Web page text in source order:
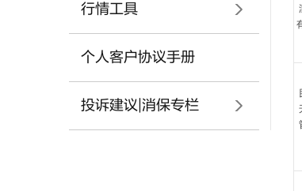
行情工具
个人客户协议手册
投诉建议|消保专栏